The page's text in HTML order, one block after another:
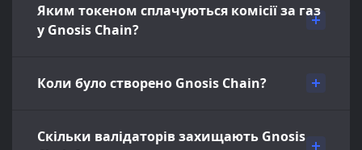
Яким токеном сплачуються комісії за газ
у Gnosis Chain?
Коли було створено Gnosis Chain?
Скільки валідаторів захищають Gnosis